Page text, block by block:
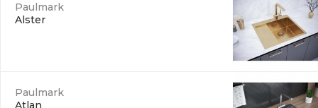
Paulmark
Alster
Paulmark
Atlan